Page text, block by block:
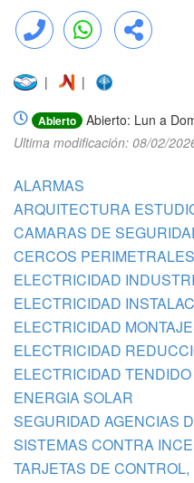
Llamar WhatsApp Compartir
| |
Abierto
Abierto: Lun a
Ultima modificación: 08/02/
ALARMAS
ARQUITECTURA
CAMARAS DE
CERCOS PERIMETRALES
ELECTRICIDAD
ELECTRICIDAD
ELECTRICIDAD
ELECTRICIDAD
ELECTRICIDAD
ENERGIA SOLAR
SEGURIDAD AGENCIAS
SISTEMAS CONTRA
TARJETAS DE